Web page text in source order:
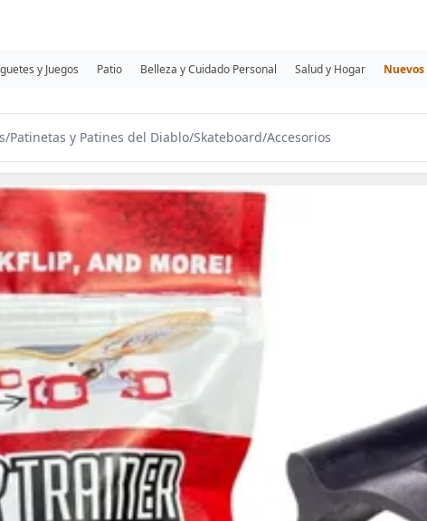
y Juegos Patio Belleza y Cuidado Personal Salud y Hogar Nuevos
/Patinetas y Patines del Diablo/Skateboard/Accesorios